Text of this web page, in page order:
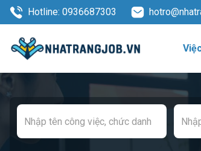
Hotline: 0936687303